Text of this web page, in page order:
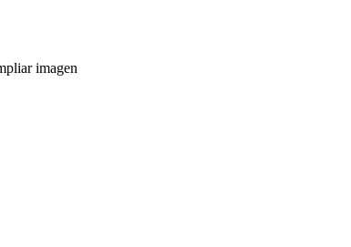
imagen